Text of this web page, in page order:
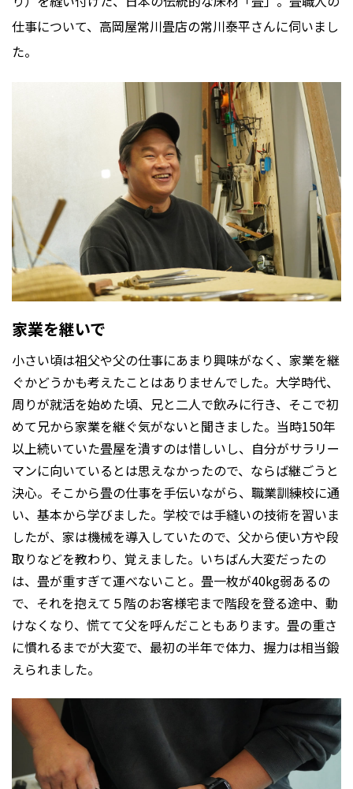
仕事について、高岡屋常川畳店の常川泰平さんに伺いまし
た。
家業を継いで
小さい頃は祖父や父の仕事にあまり興味がなく、家業を継
ぐかどうかも考えたことはありませんでした。大学時代、
周りが就活を始めた頃、兄と二人で飲みに行き、そこで初
めて兄から家業を継ぐ気がないと聞きました。当時150年
以上続いていた畳屋を潰すのは惜しいし、自分がサラリー
マンに向いているとは思えなかったので、ならば継ごうと
決心。そこから畳の仕事を手伝いながら、職業訓練校に通
い、基本から学びました。学校では手縫いの技術を習いま
したが、家は機械を導入していたので、父から使い方や段
取りなどを教わり、覚えました。いちばん大変だったの
は、畳が重すぎて運べないこと。畳一枚が40kg弱あるの
で、それを抱えて５階のお客様宅まで階段を登る途中、動
けなくなり、慌てて父を呼んだこともあります。畳の重さ
に慣れるまでが大変で、最初の半年で体力、握力は相当鍛
えられました。